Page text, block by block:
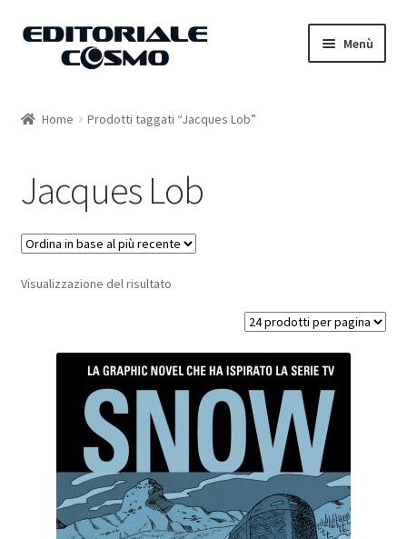
Vai
Vai
Menù
Carrello
Il mio account
Home Prodotti taggati “Jacques Lob”
Jacques Lob
Visualizzazione del risultato